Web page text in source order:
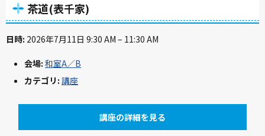
茶道(表千家)
日時: 2026年7月11日 9:30 AM – 11:30 AM
会場: 和室A／B
カテゴリ: 講座
講座の詳細を見る